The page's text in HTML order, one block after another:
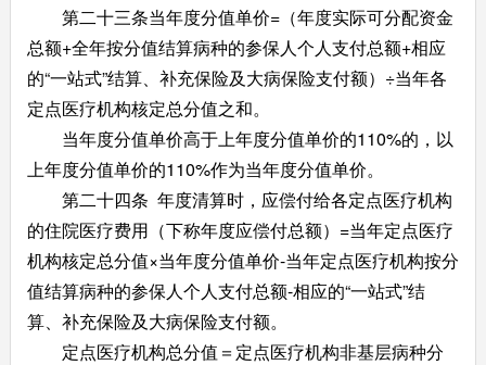
第二十三条当年度分值单价=（年度实际可分配资金
总额+全年按分值结算病种的参保人个人支付总额+相应
的“一站式”结算、补充保险及大病保险支付额）÷当年各
定点医疗机构核定总分值之和。
当年度分值单价高于上年度分值单价的110%的，以
上年度分值单价的110%作为当年度分值单价。
第二十四条 年度清算时，应偿付给各定点医疗机构
的住院医疗费用（下称年度应偿付总额）=当年定点医疗
机构核定总分值×当年度分值单价-当年定点医疗机构按分
值结算病种的参保人个人支付总额-相应的“一站式”结
算、补充保险及大病保险支付额。
定点医疗机构总分值＝定点医疗机构非基层病种分